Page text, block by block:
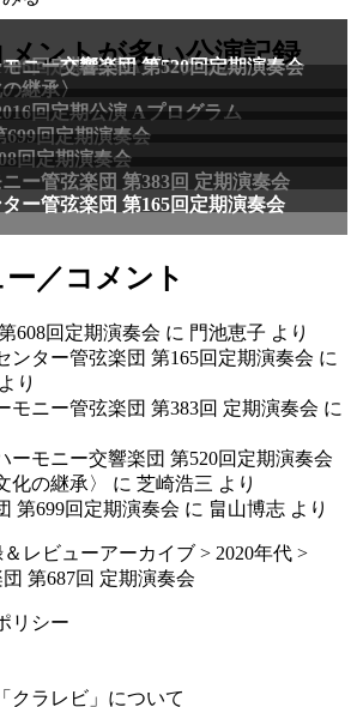
メントが多い公演記録
／コメント
608回定期演奏会 に 門池恵子 より
ンター管弦楽団 第165回定期演奏会 に
より
モニー管弦楽団 第383回 定期演奏会 に
ーモニー交響楽団 第520回定期演奏会
化の継承〉
に 芝崎浩三 より
第699回定期演奏会 に 畠山博志 より
レビューアーカイブ > 2020年代 >
第687回 定期演奏会
リシー
クラレビ」について